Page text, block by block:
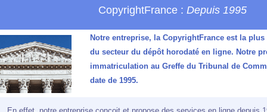
CopyrightFrance :Depuis 1995
Notre entreprise, la CopyrightFrance est la
du secteur du dépôt horodaté en ligne. Notre
immatriculation au Greffe du Tribunal de
date de 1995.